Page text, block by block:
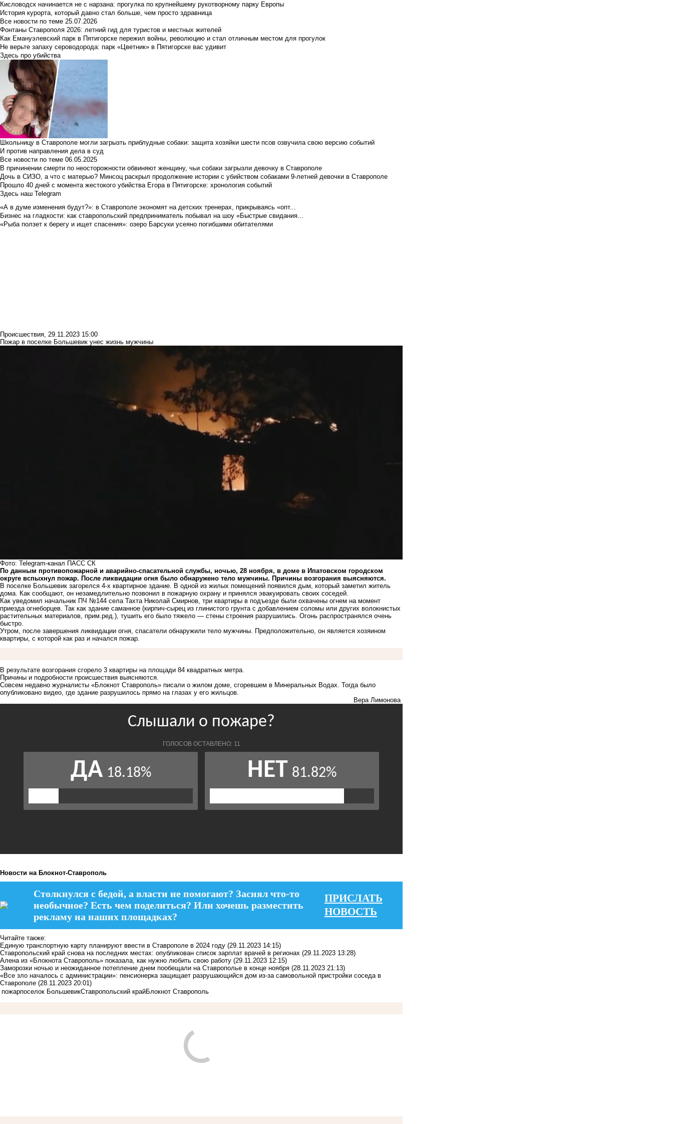
Кисловодск начинается не с нарзана: прогулка по крупнейшему рукотворному парку Европы
История курорта, который давно стал больше, чем просто здравница
Все новости по теме 25.07.2026
Фонтаны Ставрополя 2026: летний гид для туристов и местных жителей
Как Емануэлевский парк в Пятигорске пережил войны, революцию и стал отличным местом для прогулок
Не верьте запаху сероводорода: парк «Цветник» в Пятигорске вас удивит
Здесь про убийства
Школьницу в Ставрополе могли загрызть приблудные собаки: защита хозяйки шести псов озвучила свою версию событий
И против направления дела в суд
Все новости по теме 06.05.2025
В причинении смерти по неосторожности обвиняют женщину, чьи собаки загрызли девочку в Ставрополе
Дочь в СИЗО, а что с матерью? Минсоц раскрыл продолжение истории с убийством собаками 9-летней девочки в Ставрополе
Прошло 40 дней с момента жестокого убийства Егора в Пятигорске: хронология событий
Здесь наш Telegram
«А в думе изменения будут?»: в Ставрополе экономят на детских тренерах, прикрываясь «опт...
Бизнес на гладкости: как ставропольский предприниматель побывал на шоу «Быстрые свидания...
«Рыба ползет к берегу и ищет спасения»: озеро Барсуки усеяно погибшими обитателями
Происшествия, 29.11.2023 15:00
Пожар в поселке Большевик унес жизнь мужчины
Фото: Telegram-канал ПАСС СК
По данным противопожарной и аварийно-спасательной службы, ночью, 28 ноября, в доме в Ипатовском городском
округе вспыхнул пожар. После ликвидации огня было обнаружено тело мужчины. Причины возгорания выясняются.
В поселке Большевик загорелся 4-х квартирное здание. В одной из жилых помещений появился дым, который заметил житель
дома. Как сообщают, он незамедлительно позвонил в пожарную охрану и принялся эвакуировать своих соседей.
Как уведомил начальник ПЧ №144 села Тахта Николай Смирнов, три квартиры в подъезде были охвачены огнем на момент
приезда огнеборцев. Так как здание саманное (кирпич-сырец из глинистого грунта с добавлением соломы или других волокнистых
растительных материалов, прим.ред.), тушить его было тяжело — стены строения разрушились. Огонь распространялся очень
быстро.
Утром, после завершения ликвидации огня, спасатели обнаружили тело мужчины. Предположительно, он является хозяином
квартиры, с которой как раз и начался пожар.
В результате возгорания сгорело 3 квартиры на площади 84 квадратных метра.
Причины и подробности происшествия выясняются.
Совсем недавно журналисты «Блокнот Ставрополь» писали о жилом доме, сгоревшем в Минеральных Водах . Тогда было
опубликовано видео, где здание разрушилось прямо на глазах у его жильцов.
Вера Лимонова
Новости на Блoкнoт-Ставрополь
Столкнулся с бедой, а власти не помогают? Заснял что-то
необычное? Есть чем поделиться? Или хочешь разместить
рекламу на наших площадках?
ПРИСЛАТЬ
НОВОСТЬ
Читайте также:
Единую транспортную карту планируют ввести в Ставрополе в 2024 году (29.11.2023 14:15)
Ставропольский край снова на последних местах: опубликован список зарплат врачей в регионах (29.11.2023 13:28)
Алена из «Блокнота Ставрополь» показала, как нужно любить свою работу (29.11.2023 12:15)
Заморозки ночью и неожиданное потепление днем пообещали на Ставрополье в конце ноября (28.11.2023 21:13)
«Все зло началось с администрации»: пенсионерка защищает разрушающийся дом из-за самовольной пристройки соседа в
Ставрополе (28.11.2023 20:01)
пожарпоселок БольшевикСтавропольский крайБлокнот Ставрополь